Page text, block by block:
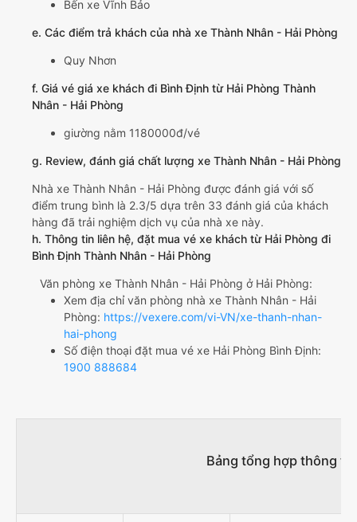
Bến xe Vĩnh Bảo
e. Các điểm trả khách của nhà xe Thành Nhân - Hải Phòng
Quy Nhơn
f. Giá vé giá xe khách đi Bình Định từ Hải Phòng Thành
Nhân - Hải Phòng
giường nằm 1180000đ/vé
g. Review, đánh giá chất lượng xe Thành Nhân - Hải Phòng
Nhà xe Thành Nhân - Hải Phòng được đánh giá với số
điểm trung bình là 2.3/5 dựa trên 33 đánh giá của khách
hàng đã trải nghiệm dịch vụ của nhà xe này.
h. Thông tin liên hệ, đặt mua vé xe khách từ Hải Phòng đi
Bình Định Thành Nhân - Hải Phòng
Văn phòng xe Thành Nhân - Hải Phòng ở Hải Phòng:
Xem địa chỉ văn phòng nhà xe Thành Nhân - Hải
Phòng: https://vexere.com/vi-VN/xe-thanh-nhan-
hai-phong
Số điện thoại đặt mua vé xe Hải Phòng Bình Định:
1900 888684
Bảng tổng hợp thông